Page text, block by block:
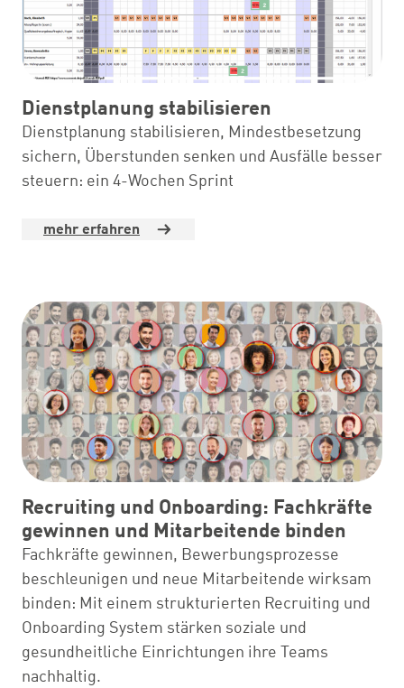
Dienstplanung stabilisieren
Dienstplanung stabilisieren, Mindestbesetzung
sichern, Überstunden senken und Ausfälle besser
steuern: ein 4-Wochen Sprint
mehr erfahren
Recruiting und Onboarding: Fachkräfte
gewinnen und Mitarbeitende binden
Fachkräfte gewinnen, Bewerbungsprozesse
beschleunigen und neue Mitarbeitende wirksam
binden: Mit einem strukturierten Recruiting und
Onboarding System stärken soziale und
gesundheitliche Einrichtungen ihre Teams
nachhaltig.